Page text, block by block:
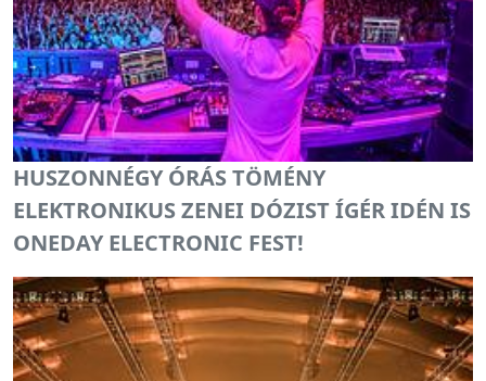
HUSZONNÉGY ÓRÁS TÖMÉNY
ELEKTRONIKUS ZENEI DÓZIST ÍGÉR IDÉN IS
ONEDAY ELECTRONIC FEST!